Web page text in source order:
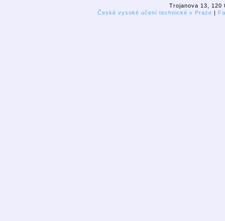
Trojanova 13, 120
České vysoké učení technické v Praze |